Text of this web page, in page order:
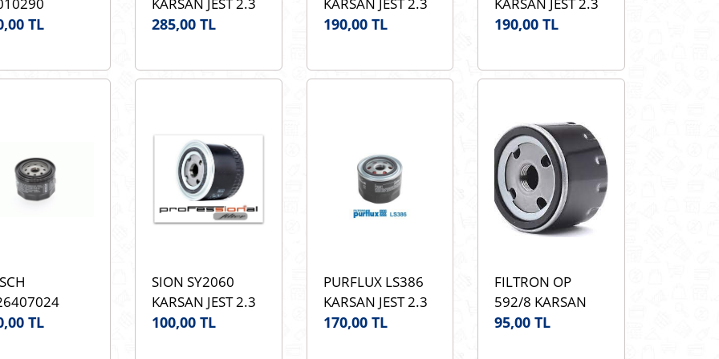
JEST 2.3
OEM
TL
JTD FIL HP2695
285,00 TL
JTD SION SH1076
190,00 TL
JTD SION SH1076
190,00 TL
JEST 2.3
TL
SION SY2060
KARSAN JEST 2.3
JTD SION SY2060
100,00 TL
PURFLUX LS386
KARSAN JEST 2.3
JTD PURFLUX
170,00 TL
FILTRON OP
592/8 KARSAN
JEST 2.3 JTD
95,00 TL